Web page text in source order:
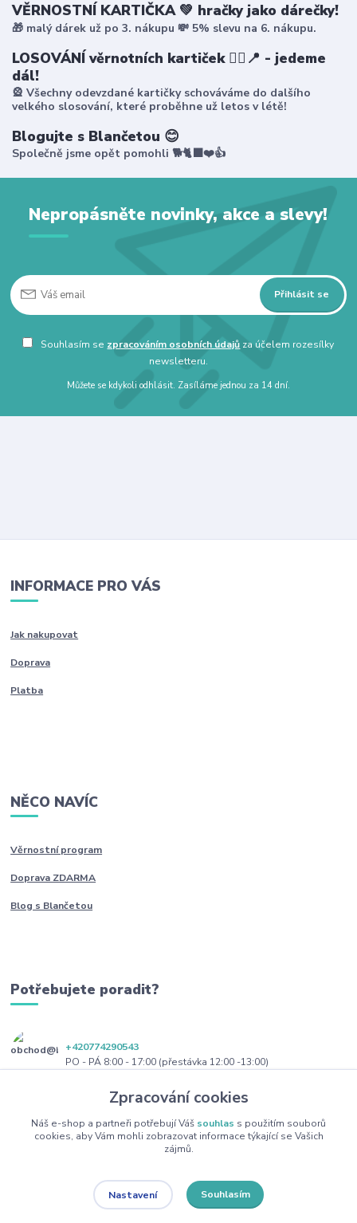
VĚRNOSTNÍ KARTIČKA 💚 hračky jako dárečky!
🎁 malý dárek už po 3. nákupu 💸 5% slevu na 6. nákupu.
LOSOVÁNÍ věrnotních kartiček 🤸‍♀️📍 - jedeme
dál!
🎡 Všechny odevzdané kartičky schováváme do dalšího
velkého slosování, které proběhne už letos v létě!
Blogujte s Blančetou 😊
Společně jsme opět pomohli 🐕🐈‍⬛❤️👍
Nepropásněte novinky, akce a slevy!
Přihlásit se
Souhlasím se zpracováním osobních údajů za účelem rozesílky
newsletteru.
Můžete se kdykoli odhlásit. Zasíláme jednou za 14 dní.
INFORMACE PRO VÁS
Jak nakupovat
Doprava
Platba
NĚCO NAVÍC
Věrnostní program
Doprava ZDARMA
Blog s Blančetou
Potřebujete poradit?
+420774290543
PO - PÁ 8:00 - 17:00 (přestávka 12:00 -13:00)
obchod@blanceta.cz
Copyright 2022 Blanceta.cz. Všechna práva vyhrazena.
Zpracování cookies
Náš e-shop a partneři potřebují Váš souhlas s použitím souborů
cookies, aby Vám mohli zobrazovat informace týkající se Vašich
zájmů.
Nastavení Souhlasím